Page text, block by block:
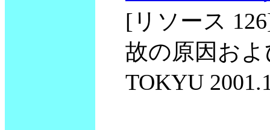
[リソース
故の原因お
TOKYU